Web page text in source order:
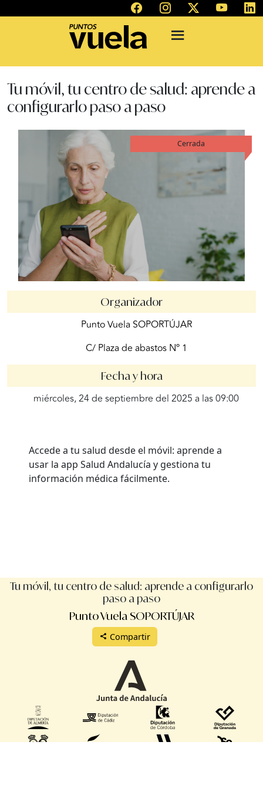
Tu móvil, tu centro de salud: aprende a
configurarlo paso a paso
Cerrada
Organizador
Punto Vuela SOPORTÚJAR
C/ Plaza de abastos Nº 1
Fecha y hora
miércoles, 24 de septiembre del 2025 a las 09:00
Accede a tu salud desde el móvil: aprende a
usar la app Salud Andalucía y gestiona tu
información médica fácilmente.
Tu móvil, tu centro de salud: aprende a configurarlo
paso a paso
Punto Vuela SOPORTÚJAR
Compartir